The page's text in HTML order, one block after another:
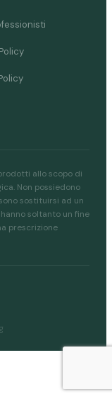
allo scopo di
Non possiedono
sostituirsi ad un
soltanto un fine
prescrizione